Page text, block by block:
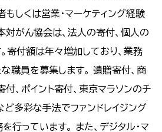
もしくは営業・マーケティング経験
がん協会は、法人の寄付、個人の
寄付額は年々増加しており、業務
職員を募集します。 遺贈寄付、商
付、ポイント寄付、東京マラソンのチ
ど多彩な手法でファンドレイジング
行っています。 また、デジタル・マ